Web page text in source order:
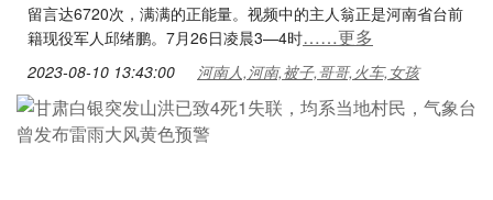
留言达6720次，满满的正能量。视频中的主人翁正是河南省台前
籍现役军人邱绪鹏。7月26日凌晨3—4时……更多
2023-08-10 13:43:00 河南人,河南,被子,哥哥,火车,女孩